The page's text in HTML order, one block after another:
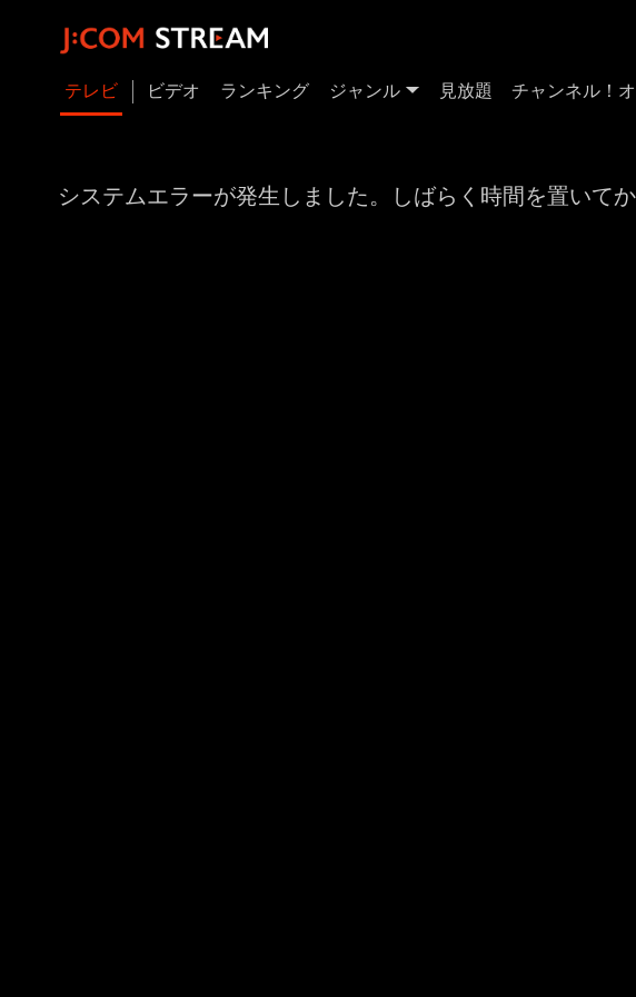
テレビ ビデオ ランキング ジャンル 見放題 チャンネル！
システムエラーが発生しました。しばらく時間を置いて